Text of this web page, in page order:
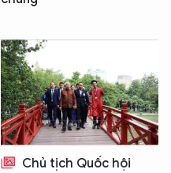
Chủ tịch Quốc hội